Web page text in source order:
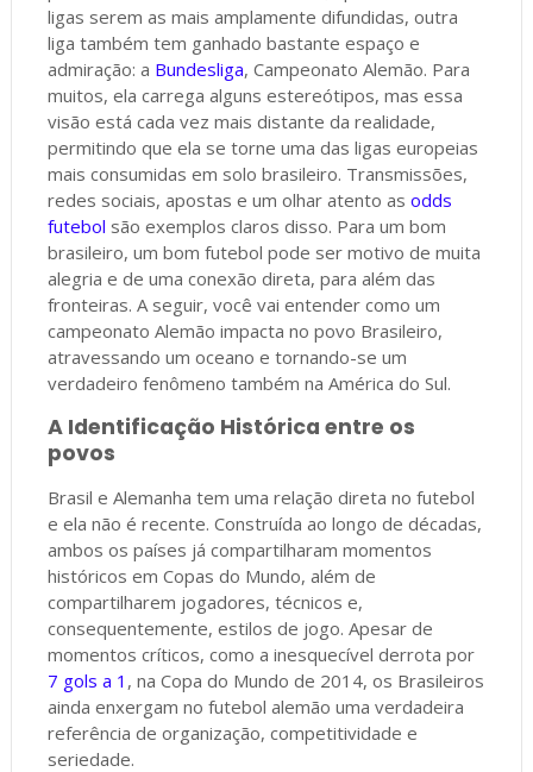
ligas serem as mais amplamente difundidas, outra
liga também tem ganhado bastante espaço e
admiração: a Bundesliga, Campeonato Alemão. Para
muitos, ela carrega alguns estereótipos, mas essa
visão está cada vez mais distante da realidade,
permitindo que ela se torne uma das ligas europeias
mais consumidas em solo brasileiro. Transmissões,
redes sociais, apostas e um olhar atento as odds
futebol são exemplos claros disso. Para um bom
brasileiro, um bom futebol pode ser motivo de muita
alegria e de uma conexão direta, para além das
fronteiras. A seguir, você vai entender como um
campeonato Alemão impacta no povo Brasileiro,
atravessando um oceano e tornando-se um
verdadeiro fenômeno também na América do Sul.
A Identificação Histórica entre os
povos
Brasil e Alemanha tem uma relação direta no futebol
e ela não é recente. Construída ao longo de décadas,
ambos os países já compartilharam momentos
históricos em Copas do Mundo, além de
compartilharem jogadores, técnicos e,
consequentemente, estilos de jogo. Apesar de
momentos críticos, como a inesquecível derrota por
7 gols a 1 , na Copa do Mundo de 2014, os Brasileiros
ainda enxergam no futebol alemão uma verdadeira
referência de organização, competitividade e
seriedade.